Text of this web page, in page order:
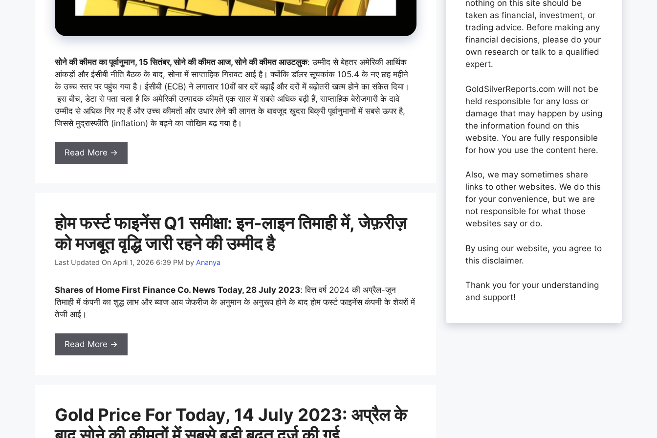
सोने की कीमत का पूर्वानुमान, 15 सितंबर, सोने की कीमत आज, सोने की कीमत आउटलुक: उम्मीद से बेहतर अमेरिकी आर्थिक
आंकड़ों और ईसीबी नीति बैठक के बाद, सोना में साप्ताहिक गिरावट आई है। क्योंकि डॉलर सूचकांक 105.4 के नए छह महीने
के उच्च स्तर पर पहुंच गया है। ईसीबी (ECB) ने लगातार 10वीं बार दरें बढ़ाईं और दरों में बढ़ोतरी खत्म होने का संकेत दिया।
इस बीच, डेटा से पता चला है कि अमेरिकी उत्पादक कीमतें एक साल में सबसे अधिक बढ़ी हैं, साप्ताहिक बेरोजगारी के दावे
उम्मीद से अधिक गिर गए हैं और उच्च कीमतों और उधार लेने की लागत के बावजूद खुदरा बिक्री पूर्वानुमानों में सबसे ऊपर है,
जिससे मुद्रास्फीति (inflation) के बढ़ने का जोखिम बढ़ गया है।
Read More →
होम फर्स्ट फाइनेंस Q1 समीक्षा: इन-लाइन तिमाही में, जेफ़रीज़
को मजबूत वृद्धि जारी रहने की उम्मीद है
Last Updated On April 1, 2026 6:39 PM by Ananya
Shares of Home First Finance Co. News Today, 28 July 2023: वित्त वर्ष 2024 की अप्रैल-जून
तिमाही में कंपनी का शुद्ध लाभ और ब्याज आय जेफरीज के अनुमान के अनुरूप होने के बाद होम फर्स्ट फाइनेंस कंपनी के शेयरों में
तेजी आई।
Read More →
Gold Price For Today, 14 July 2023: अप्रैल के
nothing on this site should be
taken as financial, investment, or
trading advice. Before making any
financial decisions, please do your
own research or talk to a qualified
expert.
GoldSilverReports.com will not be
held responsible for any loss or
damage that may happen by using
the information found on this
website. You are fully responsible
for how you use the content here.
Also, we may sometimes share
links to other websites. We do this
for your convenience, but we are
not responsible for what those
websites say or do.
By using our website, you agree to
this disclaimer.
Thank you for your understanding
and support!